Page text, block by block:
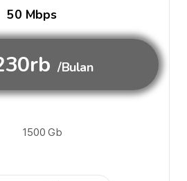
50 Mbps
/Bulan
1500 Gb